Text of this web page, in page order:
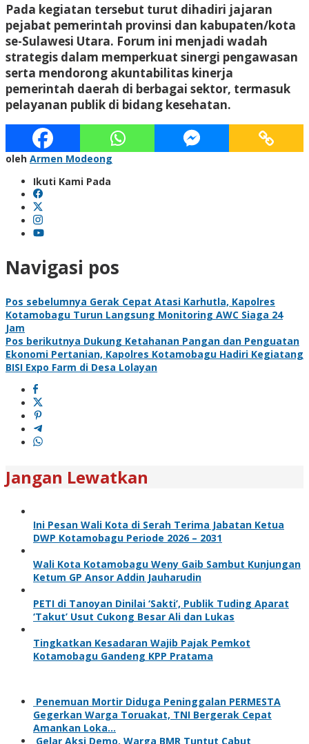
Pada kegiatan tersebut turut dihadiri jajaran
pejabat pemerintah provinsi dan kabupaten/kota
se-Sulawesi Utara. Forum ini menjadi wadah
strategis dalam memperkuat sinergi pengawasan
serta mendorong akuntabilitas kinerja
pemerintah daerah di berbagai sektor, termasuk
pelayanan publik di bidang kesehatan.
oleh Armen Modeong
Ikuti Kami Pada
Navigasi pos
Pos sebelumnya Gerak Cepat Atasi Karhutla, Kapolres
Kotamobagu Turun Langsung Monitoring AWC Siaga 24
Jam
Pos berikutnya Dukung Ketahanan Pangan dan Penguatan
Ekonomi Pertanian, Kapolres Kotamobagu Hadiri Kegiatang
BISI Expo Farm di Desa Lolayan
Jangan Lewatkan
Ini Pesan Wali Kota di Serah Terima Jabatan Ketua
DWP Kotamobagu Periode 2026 – 2031
Wali Kota Kotamobagu Weny Gaib Sambut Kunjungan
Ketum GP Ansor Addin Jauharudin
PETI di Tanoyan Dinilai ‘Sakti’, Publik Tuding Aparat
‘Takut’ Usut Cukong Besar Ali dan Lukas
Tingkatkan Kesadaran Wajib Pajak Pemkot
Kotamobagu Gandeng KPP Pratama
Penemuan Mortir Diduga Peninggalan PERMESTA
Gegerkan Warga Toruakat, TNI Bergerak Cepat
Amankan Loka…
Gelar Aksi Demo, Warga BMR Tuntut Cabut